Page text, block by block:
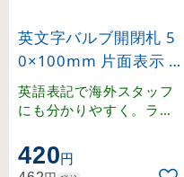
英文字バルブ開閉札 5
0×100mm 片面表示 Cl
ose(緑) (168002)
英語表記で海外スタッフ
にも分かりやすく。ラミ
。
420円